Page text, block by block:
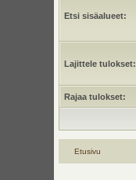
Etsi sisäalueet:
Lajittele tulokset:
Rajaa tulokset:
Etusivu